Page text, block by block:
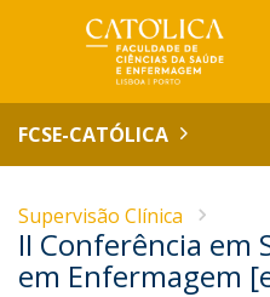
FCSE-CATÓLICA
Supervisão Clínica
II Conferência em
em Enfermagem